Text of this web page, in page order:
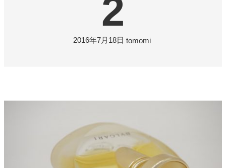
ご利用実例
お問い合わせ
0120-29-5302
2
2016年7月18日 tomomi